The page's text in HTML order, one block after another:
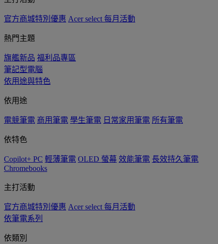
官方商城特別優惠 Acer select 每月活動
熱門主題
旗艦新品 福利品專區
筆記型電腦
依用途與特色
依用途
電競筆電 商用筆電 學生筆電 日常家用筆電 所有筆電
依特色
Copilot+ PC 輕薄筆電 OLED 螢幕 效能筆電 長效持久筆電
Chromebooks
主打活動
官方商城特別優惠 Acer select 每月活動
依筆電系列
依類別